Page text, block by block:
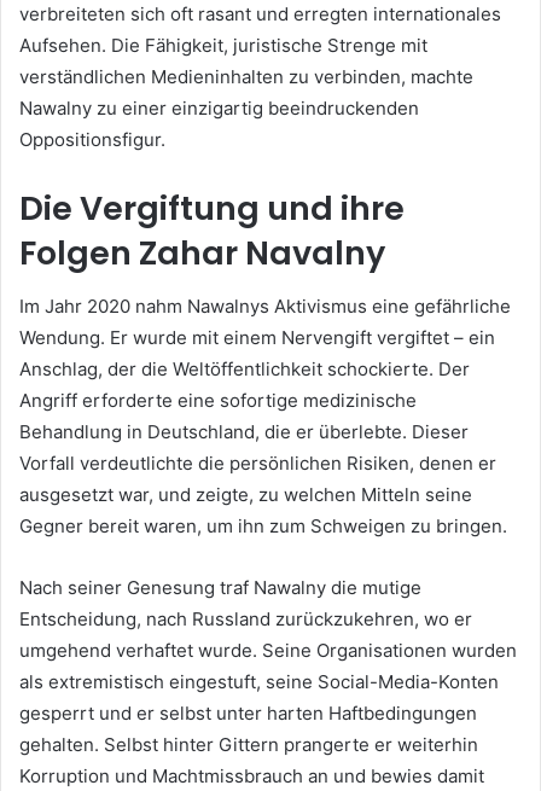
verbreiteten sich oft rasant und erregten internationales
Aufsehen. Die Fähigkeit, juristische Strenge mit
verständlichen Medieninhalten zu verbinden, machte
Nawalny zu einer einzigartig beeindruckenden
Oppositionsfigur.
Die Vergiftung und ihre
Folgen Zahar Navalny
Im Jahr 2020 nahm Nawalnys Aktivismus eine gefährliche
Wendung. Er wurde mit einem Nervengift vergiftet – ein
Anschlag, der die Weltöffentlichkeit schockierte. Der
Angriff erforderte eine sofortige medizinische
Behandlung in Deutschland, die er überlebte. Dieser
Vorfall verdeutlichte die persönlichen Risiken, denen er
ausgesetzt war, und zeigte, zu welchen Mitteln seine
Gegner bereit waren, um ihn zum Schweigen zu bringen.
Nach seiner Genesung traf Nawalny die mutige
Entscheidung, nach Russland zurückzukehren, wo er
umgehend verhaftet wurde. Seine Organisationen wurden
als extremistisch eingestuft, seine Social-Media-Konten
gesperrt und er selbst unter harten Haftbedingungen
gehalten. Selbst hinter Gittern prangerte er weiterhin
Korruption und Machtmissbrauch an und bewies damit